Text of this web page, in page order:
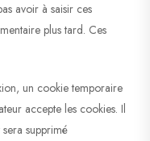
avoir à saisir ces
plus tard. Ces
un cookie temporaire
accepte les cookies. Il
supprimé